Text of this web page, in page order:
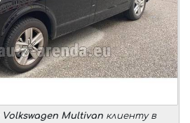
Volkswagen Multivan клиенту в